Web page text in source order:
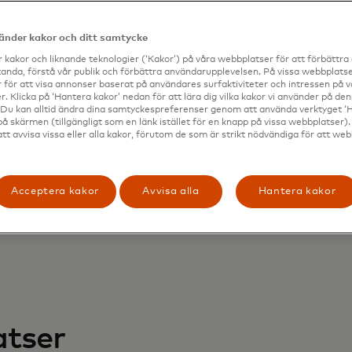
av alla betalningstyper
per användning-tjänst
kostnad och snabbare betalningshantering
svar på reklamationer och minskning/prioritering
kakor och ditt samtycke
kakor och liknande teknologier (‘Kakor’) på våra webbplatser för att förbättra
förstå vår publik och förbättra användarupplevelsen. På vissa
för att visa annonser baserat på användares surfaktiviteter och intressen på
Klicka på ‘Hantera kakor’ nedan för att lära dig vilka kakor vi använder på
kan alltid ändra dina samtyckespreferenser genom att använda verktyget
skärmen (tillgängligt som en länk istället för en knapp på vissa
avvisa vissa eller alla kakor, förutom de som är strikt nödvändiga för att
Acceptera kakor Avvisa alla Hantera kakor